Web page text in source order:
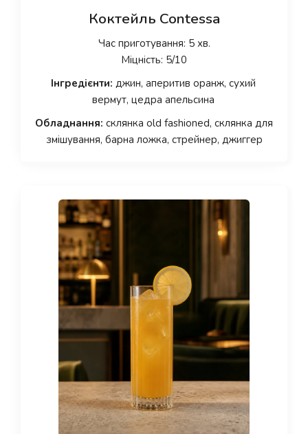
Коктейль Contessa
Час приготування: 5 хв.
Міцність: 5/10
Інгредієнти: джин, аперитив оранж, сухий
вермут, цедра апельсина
Обладнання: склянка old fashioned, склянка для
змішування, барна ложка, стрейнер, джиггер